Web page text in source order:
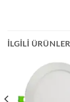
İLGILI ÜRÜNLER